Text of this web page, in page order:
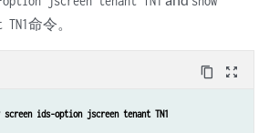
1000;
命令。
content_copy zoom_out_map
screen ids-option jscreen tenant TN1